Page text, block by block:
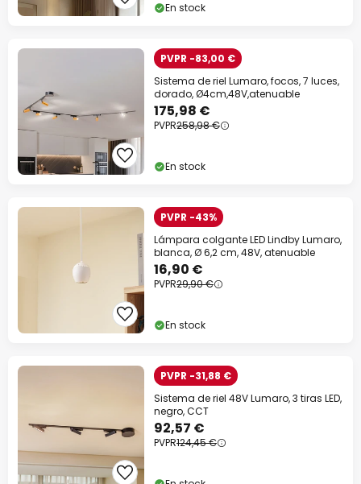
En stock
PVPR -83,00 €
Sistema de riel Lumaro, focos, 7 luces,
dorado, Ø4cm,48V,atenuable
175,98 €
PVPR258,98 €
En stock
PVPR -43%
Lámpara colgante LED Lindby Lumaro,
blanca, Ø 6,2 cm, 48V, atenuable
16,90 €
PVPR29,90 €
En stock
PVPR -31,88 €
Sistema de riel 48V Lumaro, 3 tiras LED,
negro, CCT
92,57 €
PVPR124,45 €